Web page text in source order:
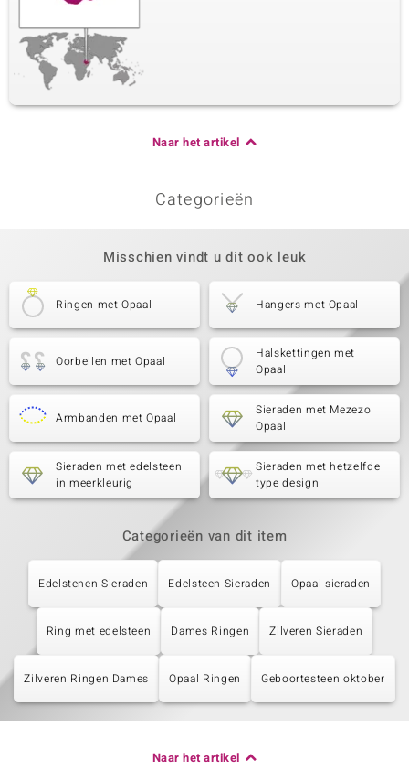
Naar het artikel
Categorieën
Misschien vindt u dit ook leuk
Ringen met Opaal Hangers met Opaal
Oorbellen met Opaal
Halskettingen met
Opaal
Armbanden met Opaal
Sieraden met Mezezo
Opaal
Sieraden met edelsteen
in meerkleurig
Sieraden met hetzelfde
type design
Categorieën van dit item
Edelstenen Sieraden Edelsteen Sieraden Opaal sieraden
Ring met edelsteen Dames Ringen Zilveren Sieraden
Zilveren Ringen Dames Opaal Ringen Geboortesteen oktober
Naar het artikel